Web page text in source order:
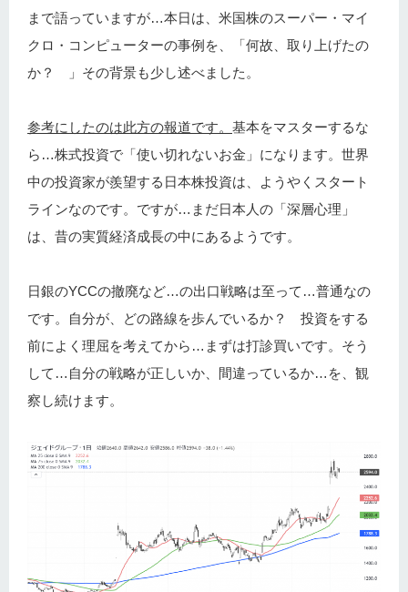
まで語っていますが…本日は、米国株のスーパー・マイ
クロ・コンピューターの事例を、「何故、取り上げたの
か？ 」その背景も少し述べました。
参考にしたのは此方の報道です。 基本をマスターするな
ら…株式投資で「使い切れないお金」になります。世界
中の投資家が羨望する日本株投資は、ようやくスタート
ラインなのです。ですが…まだ日本人の「深層心理」
は、昔の実質経済成長の中にあるようです。
日銀のYCCの撤廃など…の出口戦略は至って…普通なの
です。自分が、どの路線を歩んでいるか？ 投資をする
前によく理屈を考えてから…まずは打診買いです。そう
して…自分の戦略が正しいか、間違っているか…を、観
察し続けます。